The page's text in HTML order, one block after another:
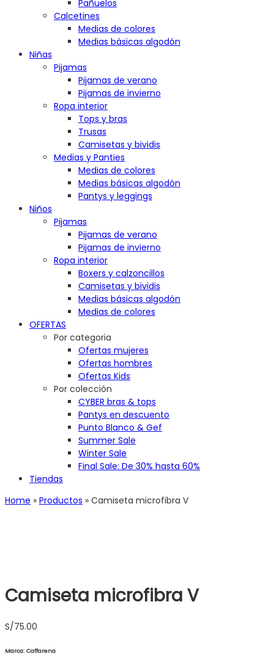
Pañuelos
Calcetines
Medias de colores
Medias básicas algodón
Niñas
Pijamas
Pijamas de verano
Pijamas de invierno
Ropa interior
Tops y bras
Trusas
Camisetas y bividis
Medias y Panties
Medias de colores
Medias básicas algodón
Pantys y leggings
Niños
Pijamas
Pijamas de verano
Pijamas de invierno
Ropa interior
Boxers y calzoncillos
Camisetas y bividis
Medias básicas algodón
Medias de colores
OFERTAS
Por categoria
Ofertas mujeres
Ofertas hombres
Ofertas Kids
Por colección
CYBER bras & tops
Pantys en descuento
Punto Blanco & Gef
Summer Sale
Winter Sale
Final Sale: De 30% hasta 60%
Tiendas
Home » Productos » Camiseta microfibra V
Camiseta microfibra V
S/75.00
Marca: Caffarena